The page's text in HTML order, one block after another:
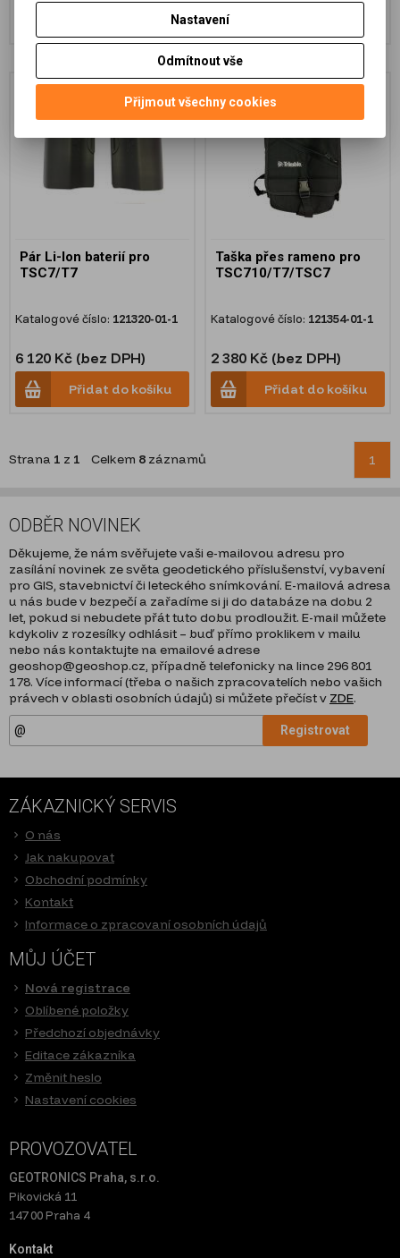
Pár Li-Ion baterií pro
TSC7/T7
Katalogové číslo: 121320-01-1
6 120 Kč (bez DPH)
Přidat do košíku
Taška přes rameno pro
TSC710/T7/TSC7
Katalogové číslo: 121354-01-1
2 380 Kč (bez DPH)
Přidat do košíku
Strana 1 z 1 Celkem 8 záznamů 1
ODBĚR NOVINEK
Děkujeme, že nám svěřujete vaši e-mailovou adresu pro
zasílání novinek ze světa geodetického příslušenství, vybavení
pro GIS, stavebnictví či leteckého snímkování. E-mailová adresa
u nás bude v bezpečí a zařadíme si ji do databáze na dobu 2
let, pokud si nebudete přát tuto dobu prodloužit. E-mail můžete
kdykoliv z rozesílky odhlásit – buď přímo proklikem v mailu
nebo nás kontaktujte na emailové adrese
geoshop@geoshop.cz, případně telefonicky na lince 296 801
178. Více informací (třeba o našich zpracovatelích nebo vašich
právech v oblasti osobních údajů) si můžete přečíst v ZDE.
Registrovat
ZÁKAZNICKÝ SERVIS
O nás
Jak nakupovat
Obchodní podmínky
Kontakt
Informace o zpracovaní osobních údajů
MŮJ ÚČET
Nová registrace
Oblíbené položky
Předchozí objednávky
Editace zákazníka
Změnit heslo
Nastavení cookies
PROVOZOVATEL
GEOTRONICS Praha, s.r.o.
Pikovická 11
147 00 Praha 4
Kontakt
Nastavení
Odmítnout vše
Přijmout všechny cookies